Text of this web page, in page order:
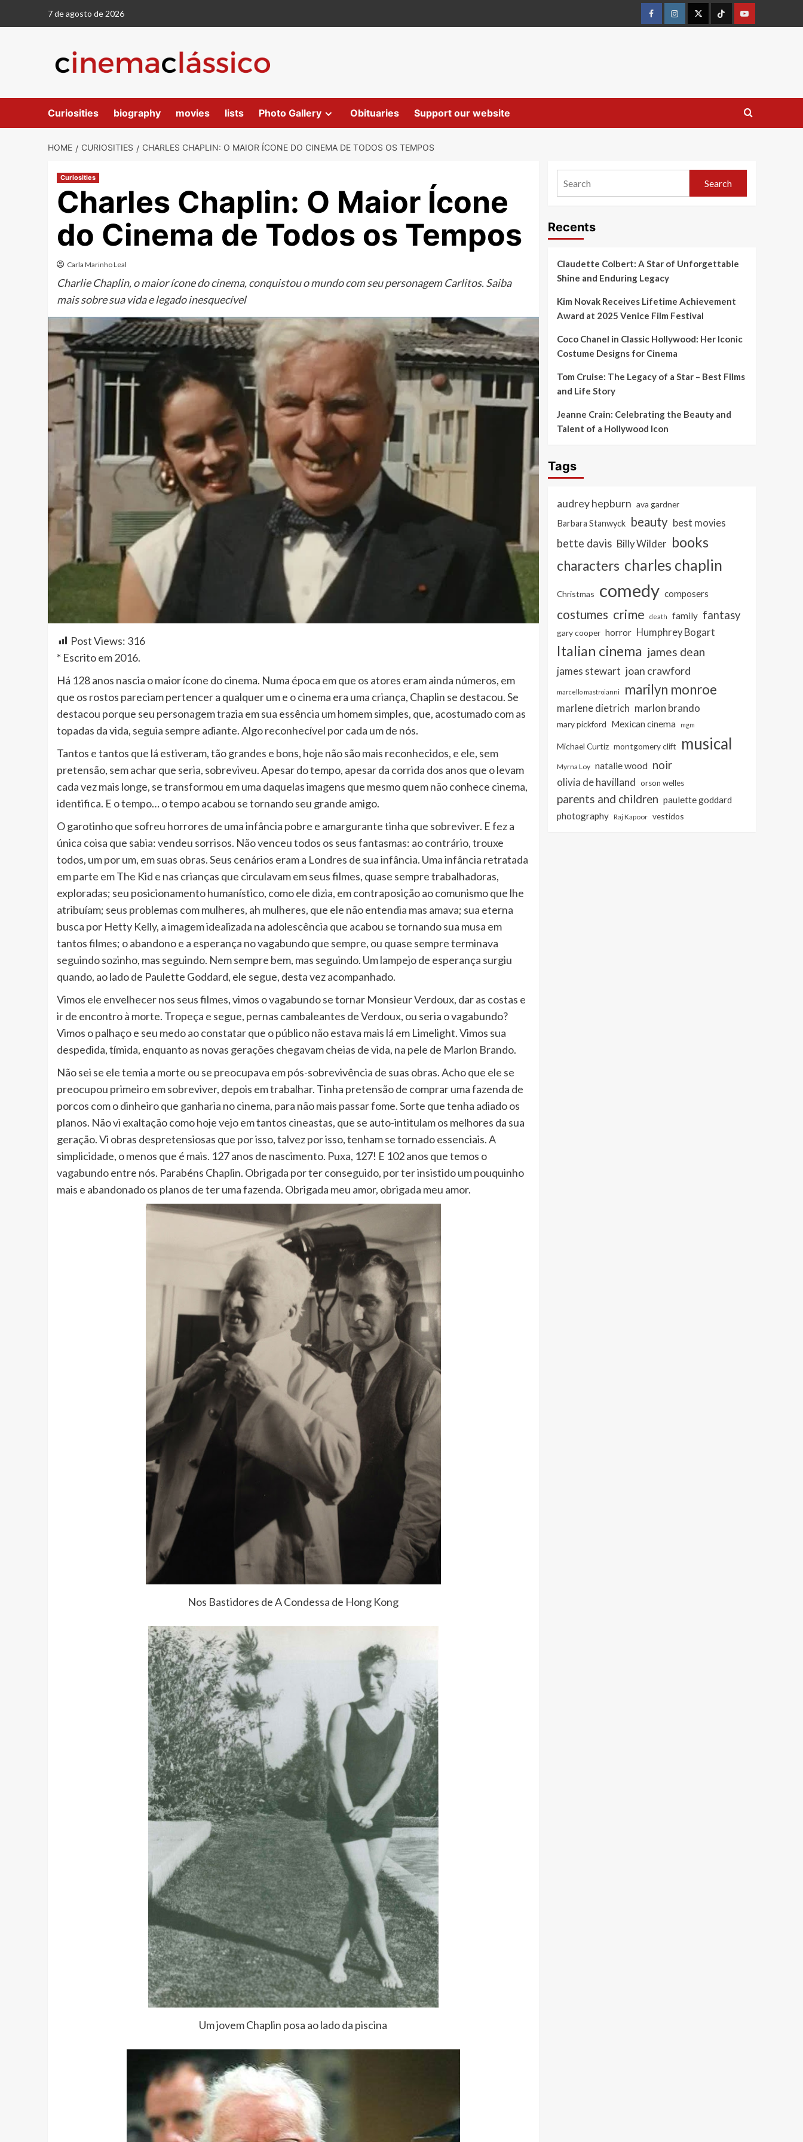
7 de agosto de 2026
Curiosities biography movies lists Photo Gallery Obituaries Support our website
HOME CURIOSITIES CHARLES CHAPLIN: O MAIOR ÍCONE DO CINEMA DE TODOS OS TEMPOS
Curiosities
Charles Chaplin: O Maior Ícone
do Cinema de Todos os Tempos
Carla Marinho Leal
Charlie Chaplin, o maior ícone do cinema, conquistou o mundo com seu personagem Carlitos. Saiba
mais sobre sua vida e legado inesquecível
Post Views: 316
* Escrito em 2016.
Há 128 anos nascia o maior ícone do cinema. Numa época em que os atores eram ainda números, em
que os rostos pareciam pertencer a qualquer um e o cinema era uma criança, Chaplin se destacou. Se
destacou porque seu personagem trazia em sua essência um homem simples, que, acostumado com as
topadas da vida, seguia sempre adiante. Algo reconhecível por cada um de nós.
Tantos e tantos que lá estiveram, tão grandes e bons, hoje não são mais reconhecidos, e ele, sem
pretensão, sem achar que seria, sobreviveu. Apesar do tempo, apesar da corrida dos anos que o levam
cada vez mais longe, se transformou em uma daquelas imagens que mesmo quem não conhece cinema,
identifica. E o tempo… o tempo acabou se tornando seu grande amigo.
O garotinho que sofreu horrores de uma infância pobre e amargurante tinha que sobreviver. E fez a
única coisa que sabia: vendeu sorrisos. Não venceu todos os seus fantasmas: ao contrário, trouxe
todos, um por um, em suas obras. Seus cenários eram a Londres de sua infância. Uma infância retratada
em parte em The Kid e nas crianças que circulavam em seus filmes, quase sempre trabalhadoras,
exploradas; seu posicionamento humanístico, como ele dizia, em contraposição ao comunismo que lhe
atribuíam; seus problemas com mulheres, ah mulheres, que ele não entendia mas amava; sua eterna
busca por Hetty Kelly, a imagem idealizada na adolescência que acabou se tornando sua musa em
tantos filmes; o abandono e a esperança no vagabundo que sempre, ou quase sempre terminava
seguindo sozinho, mas seguindo. Nem sempre bem, mas seguindo. Um lampejo de esperança surgiu
quando, ao lado de Paulette Goddard, ele segue, desta vez acompanhado.
Vimos ele envelhecer nos seus filmes, vimos o vagabundo se tornar Monsieur Verdoux, dar as costas e
ir de encontro à morte. Tropeça e segue, pernas cambaleantes de Verdoux, ou seria o vagabundo?
Vimos o palhaço e seu medo ao constatar que o público não estava mais lá em Limelight. Vimos sua
despedida, tímida, enquanto as novas gerações chegavam cheias de vida, na pele de Marlon Brando.
Não sei se ele temia a morte ou se preocupava em pós-sobrevivência de suas obras. Acho que ele se
preocupou primeiro em sobreviver, depois em trabalhar. Tinha pretensão de comprar uma fazenda de
porcos com o dinheiro que ganharia no cinema, para não mais passar fome. Sorte que tenha adiado os
planos. Não vi exaltação como hoje vejo em tantos cineastas, que se auto-intitulam os melhores da sua
geração. Vi obras despretensiosas que por isso, talvez por isso, tenham se tornado essenciais. A
simplicidade, o menos que é mais. 127 anos de nascimento. Puxa, 127! E 102 anos que temos o
vagabundo entre nós. Parabéns Chaplin. Obrigada por ter conseguido, por ter insistido um pouquinho
mais e abandonado os planos de ter uma fazenda. Obrigada meu amor, obrigada meu amor.
Nos Bastidores de A Condessa de Hong Kong
Um jovem Chaplin posa ao lado da piscina
Search
Recents
Claudette Colbert: A Star of Unforgettable
Shine and Enduring Legacy
Kim Novak Receives Lifetime Achievement
Award at 2025 Venice Film Festival
Coco Chanel in Classic Hollywood: Her Iconic
Costume Designs for Cinema
Tom Cruise: The Legacy of a Star – Best Films
and Life Story
Jeanne Crain: Celebrating the Beauty and
Talent of a Hollywood Icon
Tags
audrey hepburn ava gardner
Barbara Stanwyck
beauty best movies
bette davis Billy Wilder books
characters charles chaplin
Christmas comedy composers
costumes crime death family fantasy
gary cooper horror Humphrey Bogart
Italian cinema james dean
james stewart joan crawford
marcello mastroianni marilyn monroe
marlene dietrich marlon brando
mary pickford Mexican cinema mgm
Michael Curtiz montgomery clift musical
Myrna Loy natalie wood noir
olivia de havilland orson welles
parents and children paulette goddard
photography Raj Kapoor vestidos